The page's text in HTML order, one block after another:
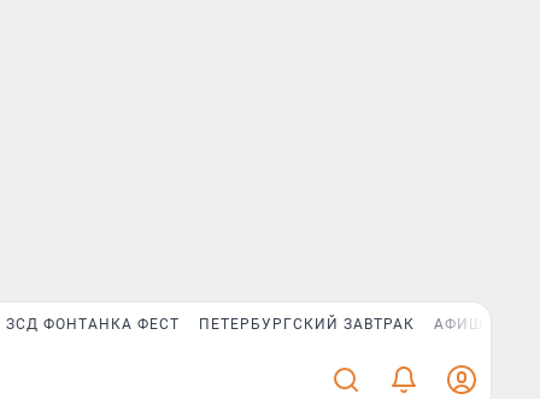
ЗСД ФОНТАНКА ФЕСТ ПЕТЕРБУРГСКИЙ ЗАВТРАК АФИША PLUS